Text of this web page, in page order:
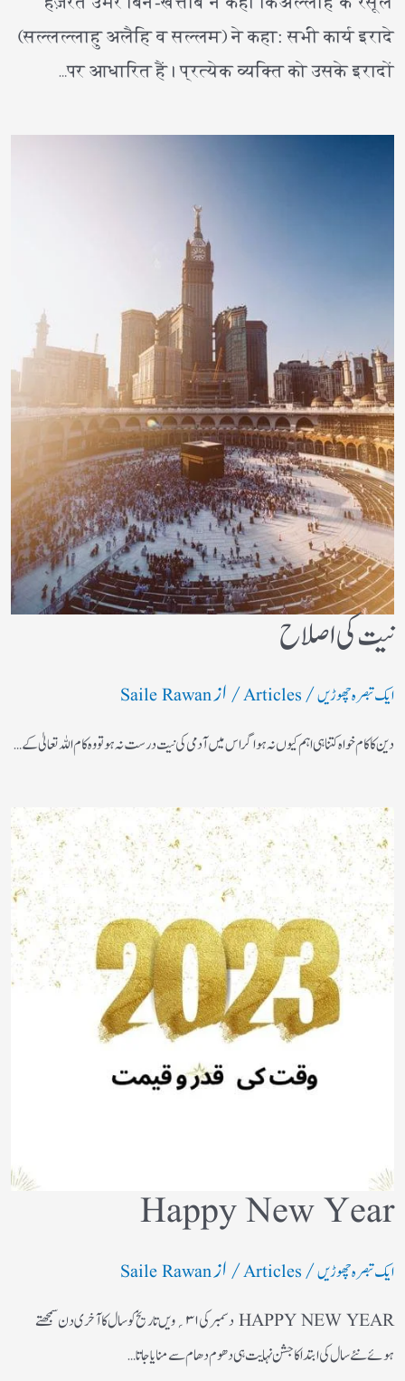
(सल्लल्लाहु अलैहि व सल्लम) ने कहा: सभी कार्य इरादे
पर आधारित हैं। प्रत्येक व्यक्ति को उसके इरादों…
نیت کی اصلاح
ایک تبصرہ چھوڑیں/
Articles/ ازSaile Rawan
دین کا کام خواہ کتنا ہی اہم کیوں نہ ہو اگر اس میں آدمی کی نیت درست نہ ہو تو وہ کام اللہ تعالیٰ کے…
Happy New Year
ایک تبصرہ چھوڑیں/
Articles/ ازSaile Rawan
HAPPY NEW YEAR دسمبر کی۱ ۳؍ویں تاریخ کو سال کا آخری دن سمجھتے
ہوئے نئے سال کی ابتداکا جشن نہایت ہی دھوم دھام سے منایاجاتا…